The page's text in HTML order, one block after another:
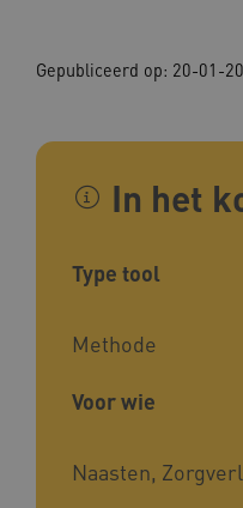
Gepubliceerd op: 20-01-
In het
Type tool
Methode
Voor wie
Naasten,